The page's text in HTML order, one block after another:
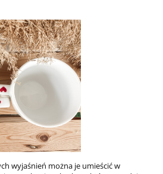
wyjaśnień można je umieścić w